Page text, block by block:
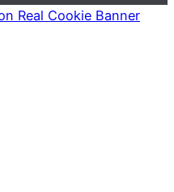
Real Cookie Banner